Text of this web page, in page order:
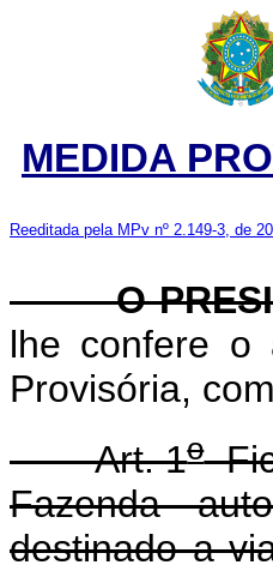
MEDIDA
Reeditada pela MPv nº 2.149-3, de
O
lhe confere o
Provisória,
Art. 1o
Fazenda
destinado a